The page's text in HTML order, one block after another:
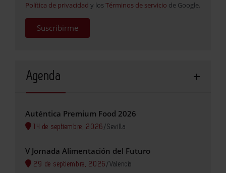
Política de privacidad y los Términos de servicio de Google.
Suscribirme
Agenda
Auténtica Premium Food 2026
14 de septiembre, 2026 /Sevilla
V Jornada Alimentación del Futuro
29 de septiembre, 2026 /Valencia